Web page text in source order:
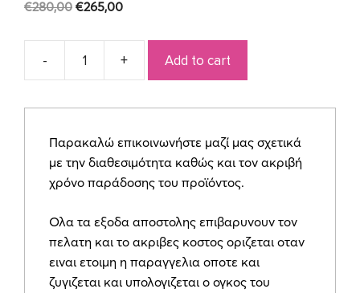
€280,00 Original
was:
€265,00Current
is:
Σετ
Δεινόσαυρος
Add to cart
Παρακαλώ επικοινωνήστε μαζί μας σχετικά
με την διαθεσιμότητα καθώς και τον ακριβή
χρόνο παράδοσης του προϊόντος.
Ολα τα εξοδα αποστολης επιβαρυνουν τον
πελατη και το ακριβες κοστος οριζεται οταν
ειναι ετοιμη η παραγγελια οποτε και
ζυγιζεται και υπολογιζεται ο ογκος του